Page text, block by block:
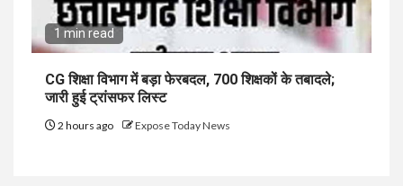
1 min read
CG शिक्षा विभाग में बड़ा फेरबदल, 700 शिक्षकों के तबादले;
जारी हुई ट्रांसफर लिस्ट
2 hours ago Expose Today News